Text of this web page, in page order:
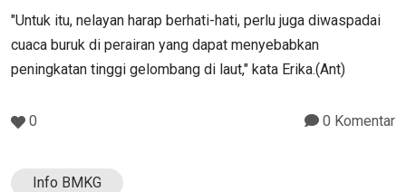
"Untuk itu, nelayan harap berhati-hati, perlu juga diwaspadai
cuaca buruk di perairan yang dapat menyebabkan
peningkatan tinggi gelombang di laut," kata Erika.(Ant)
0 0 Komentar
Info BMKG